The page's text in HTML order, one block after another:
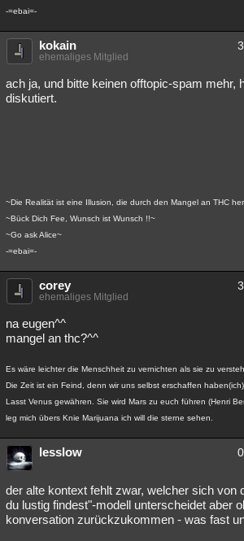
-=ebai=-
kokain
ehemaliges Mitglied
ach ja, und bitte keinen offtopic-spam mehr,
diskutiert.
~Die Realität ist eine Illusion, die durch den Mangel an THC
~Bück Dich Fee, Wunsch ist Wunsch !!~
~Go ask Alice~
-=ebai=-
corey
ehemaliges Mitglied
na eugen^^
mangel an thc?^^
Es wäre leichter die Menschheit zu vernichten als sie zu
Die Zeit ist ein Feind, denn wir uns selbst erschaffen haben(ich)
Lasst Venus gewähren. Sie wird Mars zu euch führen (Henri
leg mich übers Knie Marijuana ich will die sterne sehen.
lesslow
der alte kontext fehlt zwar, welcher sich von
du lustig findest"-modell unterscheidet aber
konversation zurückzukommen - was fast